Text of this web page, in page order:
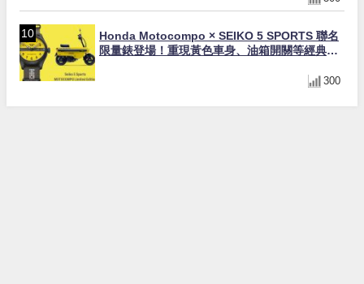
Honda Motocompo × SEIKO 5 SPORTS 聯名
限量錶登場！重現黃色車身、油箱開關等經典設
300